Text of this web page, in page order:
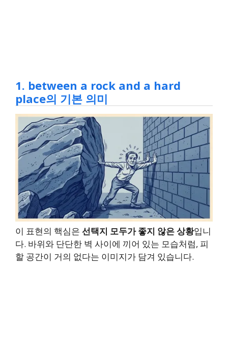
1. between a rock and a hard
place의 기본 의미
이 표현의 핵심은 선택지 모두가 좋지 않은 상황입니
다. 바위와 단단한 벽 사이에 끼어 있는 모습처럼, 피
할 공간이 거의 없다는 이미지가 담겨 있습니다.